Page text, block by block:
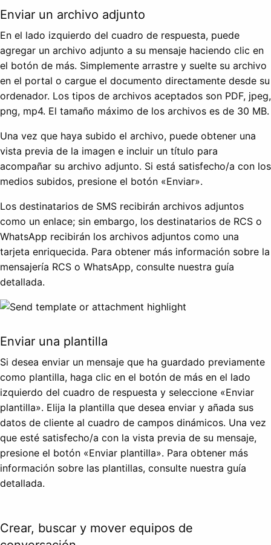
Enviar un archivo adjunto
En el lado izquierdo del cuadro de respuesta, puede
agregar un archivo adjunto a su mensaje haciendo clic en
el botón de más. Simplemente arrastre y suelte su archivo
en el portal o cargue el documento directamente desde su
ordenador. Los tipos de archivos aceptados son PDF, jpeg,
png, mp4. El tamaño máximo de los archivos es de 30 MB.
Una vez que haya subido el archivo, puede obtener una
vista previa de la imagen e incluir un título para
acompañar su archivo adjunto. Si está satisfecho/a con los
medios subidos, presione el botón «Enviar».
Los destinatarios de SMS recibirán archivos adjuntos
como un enlace; sin embargo, los destinatarios de RCS o
WhatsApp recibirán los archivos adjuntos como una
tarjeta enriquecida. Para obtener más información sobre la
mensajería RCS o WhatsApp, consulte nuestra guía
detallada.
Enviar una plantilla
Si desea enviar un mensaje que ha guardado previamente
como plantilla, haga clic en el botón de más en el lado
izquierdo del cuadro de respuesta y seleccione «Enviar
plantilla». Elija la plantilla que desea enviar y añada sus
datos de cliente al cuadro de campos dinámicos. Una vez
que esté satisfecho/a con la vista previa de su mensaje,
presione el botón «Enviar plantilla». Para obtener más
información sobre las plantillas, consulte nuestra guía
detallada.
Crear, buscar y mover equipos de